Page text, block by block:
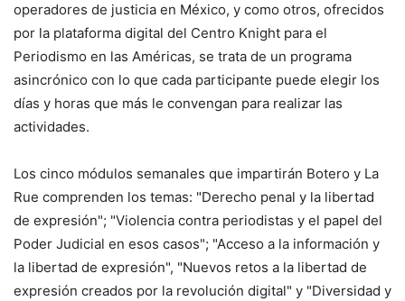
operadores de justicia en México, y como otros, ofrecidos
por la plataforma digital del Centro Knight para el
Periodismo en las Américas, se trata de un programa
asincrónico con lo que cada participante puede elegir los
días y horas que más le convengan para realizar las
actividades.
Los cinco módulos semanales que impartirán Botero y La
Rue comprenden los temas: "Derecho penal y la libertad
de expresión"; "Violencia contra periodistas y el papel del
Poder Judicial en esos casos"; "Acceso a la información y
la libertad de expresión", "Nuevos retos a la libertad de
expresión creados por la revolución digital" y "Diversidad y